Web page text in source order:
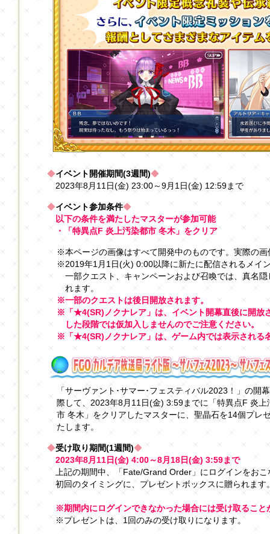
◆イベント開催期間(3週間)◆
2023年8月11日(金) 23:00～9月1日(金) 12:59まで
◆イベント参加条件◆
以下の条件を満たしたマスターが参加可能
・「特異点F 炎上汚染都市 冬木」をクリア
※本ページの画像はすべて開発中のものです。実際の
※2019年1月1日(火) 0:00以降に新たに配信されるメイ
一部クエスト、キャンペーンおよび召喚では、真名
れます。
※一部のクエストは後日開放されます。
※「★4(SR)ノクナレア」は、イベント開幕直後に開放
した段階では仮加入しませんのでご注意ください。
※「★4(SR)ノクナレア」は、ゲーム内では表示される
「サーヴァント･サマー･フェスティバル2023！」の開
際して、2023年8月11日(金) 3:59までに「特異点F 炎上
市 冬木」をクリアしたマスターに、聖晶石を14個プレ
たします。
◆受け取り期間(1週間)◆
2023年8月11日(金) 4:00～8月18日(金) 3:59まで
上記の期間中、「Fate/Grand Order」にログインをおこ
初回のタイミングに、プレゼントボックスに贈られます
※期間内にログインできなかった場合には受け取ること
※プレゼントは、1回のみの受け取りになります。